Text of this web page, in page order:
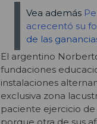
Vea además
acrecentó su
de las
El argentino
fundaciones
instalaciones
exclusiva zona
paciente ejercicio de